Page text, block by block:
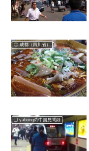
◎ 成都（四川省）
❏ yahongの中国見聞録